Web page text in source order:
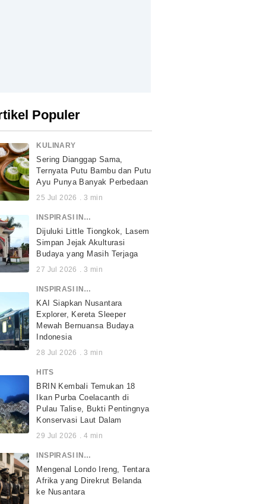
Populer
KULINARY
Sering Dianggap Sama,
Ternyata Putu Bambu dan Putu
Ayu Punya Banyak Perbedaan
25 Jul 2026 . 3 min
INSPIRASI INDONESIA
Dijuluki Little Tiongkok, Lasem
Simpan Jejak Akulturasi
Budaya yang Masih Terjaga
27 Jul 2026 . 3 min
INSPIRASI INDONESIA
KAI Siapkan Nusantara
Explorer, Kereta Sleeper
Mewah Bernuansa Budaya
Indonesia
28 Jul 2026 . 3 min
HITS
BRIN Kembali Temukan 18
Ikan Purba Coelacanth di
Pulau Talise, Bukti Pentingnya
Konservasi Laut Dalam
29 Jul 2026 . 4 min
INSPIRASI INDONESIA
Mengenal Londo Ireng, Tentara
Afrika yang Direkrut Belanda
ke Nusantara